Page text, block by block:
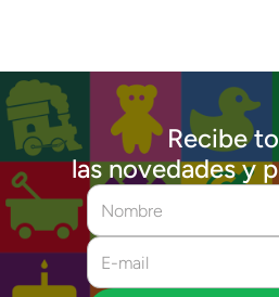
Recibe
las novedades y